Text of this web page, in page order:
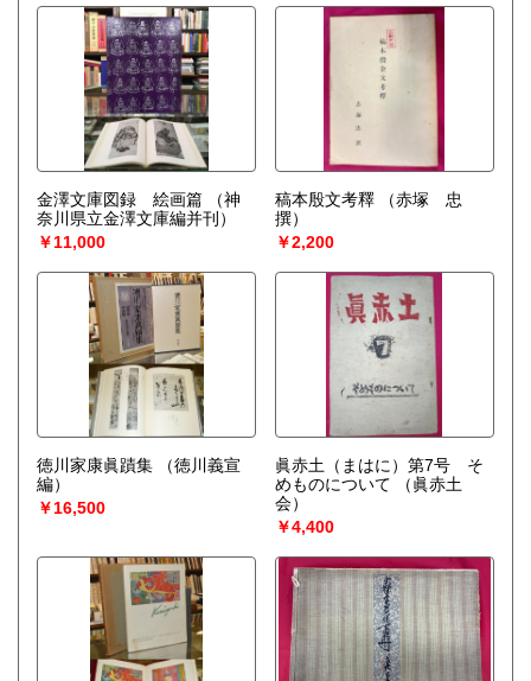
金澤文庫図録 絵画篇
（神
奈川県立金澤文庫編并刊）
￥11,000
稿本殷文考釋
（赤塚 忠
撰）
￥2,200
徳川家康眞蹟集
（徳川義宣
編）
￥16,500
眞赤土（まはに）第7号 そ
めものについて
（眞赤土
会）
￥4,400